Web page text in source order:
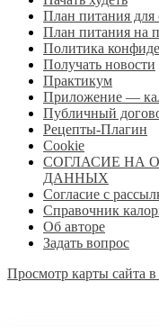
План питания для
План питания на
Политика
Получать новости
Практикум
Приложение —
Публичный
Рецепты-Плагин
Сookie
СОГЛАСИЕ НА
ДАННЫХ
Согласие с
Справочник
Об авторе
Задать вопрос
Просмотр карты сайта